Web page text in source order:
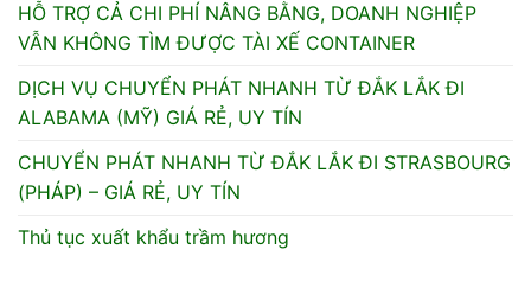
HỖ TRỢ CẢ CHI PHÍ NÂNG BẰNG, DOANH NGHIỆP
VẪN KHÔNG TÌM ĐƯỢC TÀI XẾ CONTAINER
DỊCH VỤ CHUYỂN PHÁT NHANH TỪ ĐẮK LẮK ĐI
ALABAMA (MỸ) GIÁ RẺ, UY TÍN
CHUYỂN PHÁT NHANH TỪ ĐẮK LẮK ĐI STRASBOURG
(PHÁP) – GIÁ RẺ, UY TÍN
Thủ tục xuất khẩu trầm hương